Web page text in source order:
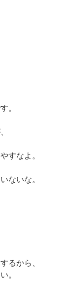
。
すなよ。
ないな。
るから、
。